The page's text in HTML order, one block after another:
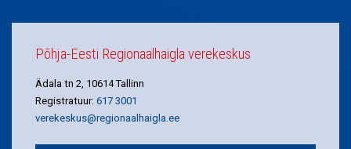
Põhja-Eesti Regionaalhaigla verekeskus
Ädala tn 2, 10614 Tallinn
Registratuur: 617 3001
verekeskus@regionaalhaigla.ee